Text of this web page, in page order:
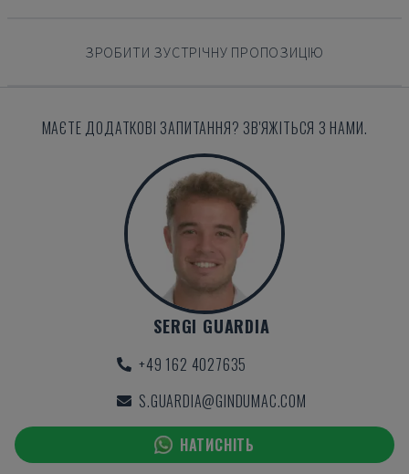
ЗРОБИТИ ЗУСТРІЧНУ ПРОПОЗИЦІЮ
МАЄТЕ ДОДАТКОВІ ЗАПИТАННЯ? ЗВ'ЯЖІТЬСЯ З НАМИ.
SERGI GUARDIA
+49 162 4027635
S.GUARDIA@GINDUMAC.COM
НАТИСНІТЬ